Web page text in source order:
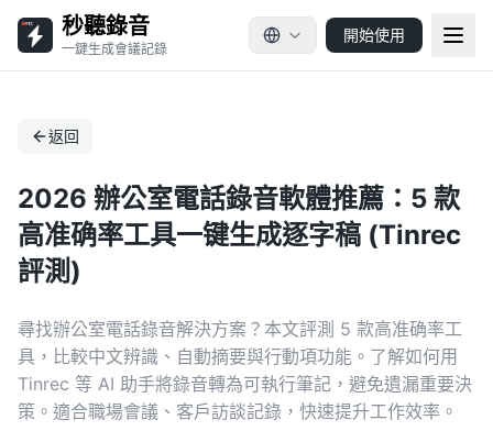
秒聽錄音
一鍵生成會議記錄
開始使用
返回
2026 辦公室電話錄音軟體推薦：5 款
高准确率工具一键生成逐字稿 (Tinrec
評測)
尋找辦公室電話錄音解決方案？本文評測 5 款高准确率工
具，比較中文辨識、自動摘要與行動項功能。了解如何用
Tinrec 等 AI 助手將錄音轉為可執行筆記，避免遺漏重要決
策。適合職場會議、客戶訪談記錄，快速提升工作效率。